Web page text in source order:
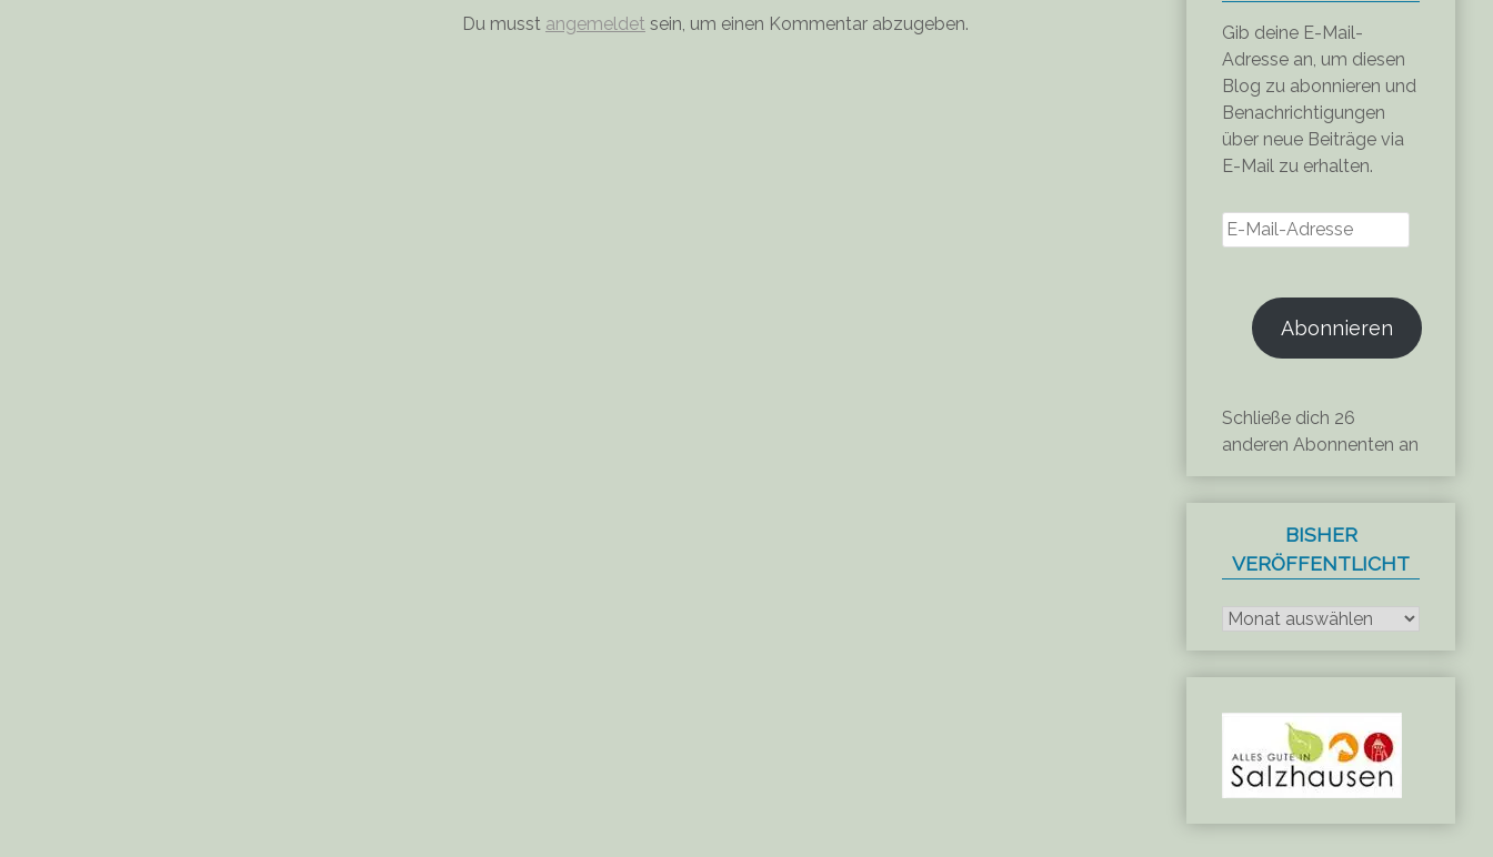
Du musst angemeldet sein, um einen Kommentar abzugeben.
Gib deine E-Mail-
Adresse an, um diesen
Blog zu abonnieren und
Benachrichtigungen
über neue Beiträge via
E-Mail zu erhalten.
E-
Mail-
Abonnieren
Schließe dich 26
anderen Abonnenten an
BISHER
VERÖFFENTLICHT
veröffentlicht